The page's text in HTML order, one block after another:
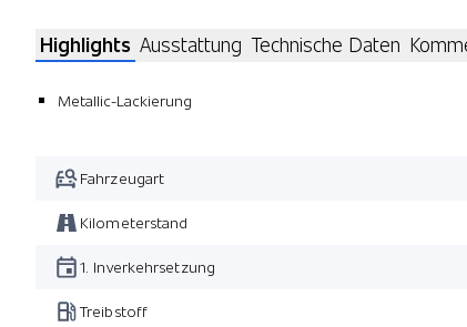
Highlights Ausstattung Technische Daten
Metallic-Lackierung
Fahrzeugart
Kilometerstand
1. Inverkehrsetzung
Treibstoff